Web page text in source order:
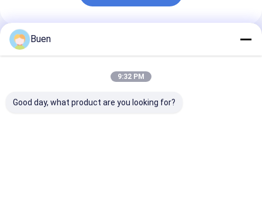
প্রস্তাবিত পণ্য
Buen
9:32 PM
Good day, what product are you looking for?